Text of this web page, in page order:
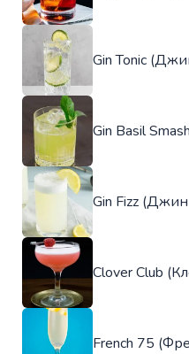
Gin Tonic
Gin Basil
Gin Fizz (Джин
Clover Club
French 75